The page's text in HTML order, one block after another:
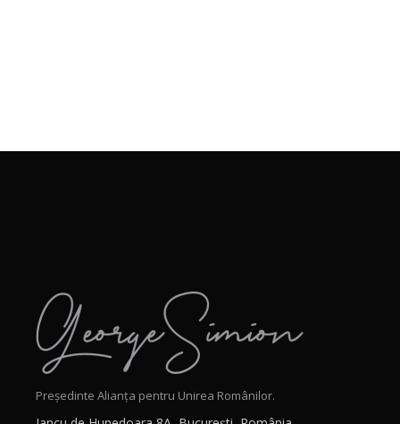
Președinte Alianța pentru Unirea Românilor.